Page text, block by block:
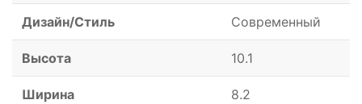
Дизайн/Стиль Современный
Высота 10.1
Ширина 8.2